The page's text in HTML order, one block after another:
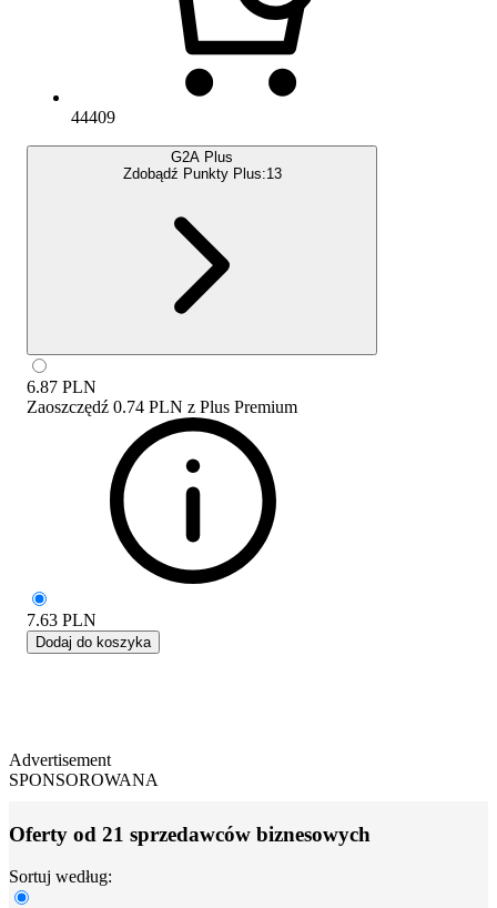
44409
G2A Plus
Zdobądź Punkty Plus:13
6.87 PLN
Zaoszczędź 0.74 PLN z Plus Premium
7.63 PLN
Dodaj do koszyka
Advertisement
SPONSOROWANA
Oferty od 21 sprzedawców biznesowych
Sortuj według: